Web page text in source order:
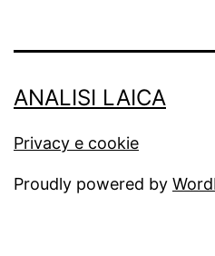
ANALISI LAICA
Privacy e cookie
Proudly powered by